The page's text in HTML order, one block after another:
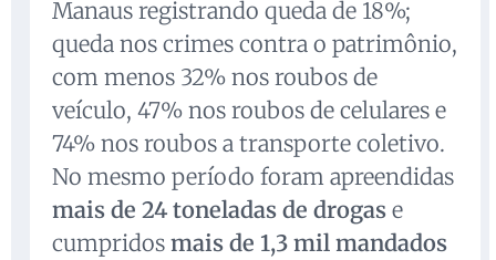
Manaus registrando queda de 18%;
queda nos crimes contra o patrimônio,
com menos 32% nos roubos de
veículo, 47% nos roubos de celulares e
74% nos roubos a transporte coletivo.
No mesmo período foram apreendidas
mais de 24 toneladas de drogas e
cumpridos mais de 1,3 mil mandados